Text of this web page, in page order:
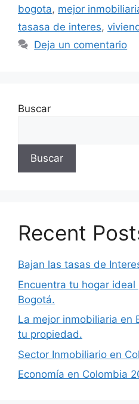
bogota, mejor
tasasa de interes,
Deja un comentario
Buscar
Buscar
Recent
Bajan las tasas de
Encuentra tu hogar
Bogotá.
La mejor inmobiliaria en
tu propiedad.
Sector Inmobiliario en
Economía en Colombia